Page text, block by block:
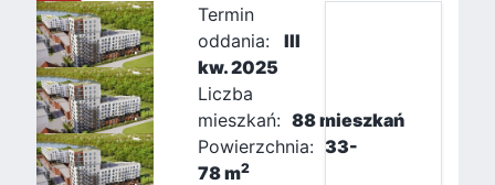
Termin
oddania:
III
kw. 2025
Liczba
mieszkań: 88 mieszkań
Powierzchnia: 33-
78 m2